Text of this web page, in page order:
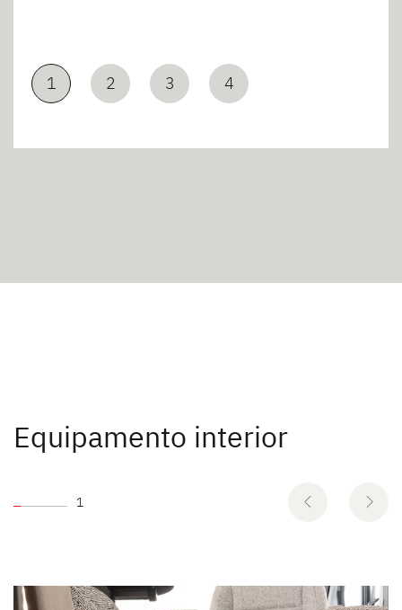
1 2 3 4
Equipamento interior
1